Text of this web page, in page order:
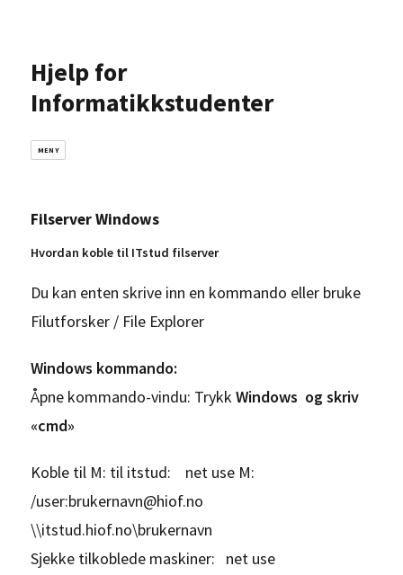
Hjelp for
Informatikkstudenter
MENY
Filserver Windows
Hvordan koble til ITstud filserver
Du kan enten skrive inn en kommando eller bruke
Filutforsker / File Explorer
Windows kommando:
Åpne kommando-vindu: TrykkWindows og skriv
«cmd»
Koble til M: til itstud: net use M:
/user:brukernavn@hiof.no
\\itstud.hiof.no\brukernavn
Sjekke tilkoblede maskiner: net use